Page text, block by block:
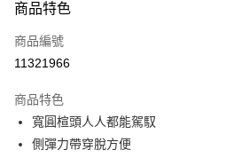
信用卡一次付款
超商取貨付款
Apple Pay
街口支付
商品特色
商品編號
11321966
商品特色
寬圓楦頭人人都能駕馭
側彈力帶穿脫方便